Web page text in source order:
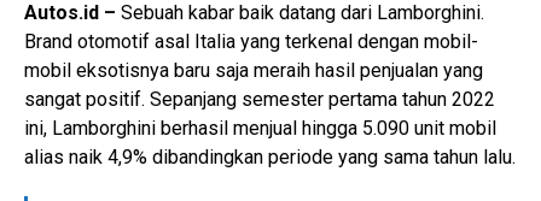
Autos.id – Sebuah kabar baik datang dari Lamborghini.
Brand otomotif asal Italia yang terkenal dengan mobil-
mobil eksotisnya baru saja meraih hasil penjualan yang
sangat positif. Sepanjang semester pertama tahun 2022
ini, Lamborghini berhasil menjual hingga 5.090 unit mobil
alias naik 4,9% dibandingkan periode yang sama tahun lalu.